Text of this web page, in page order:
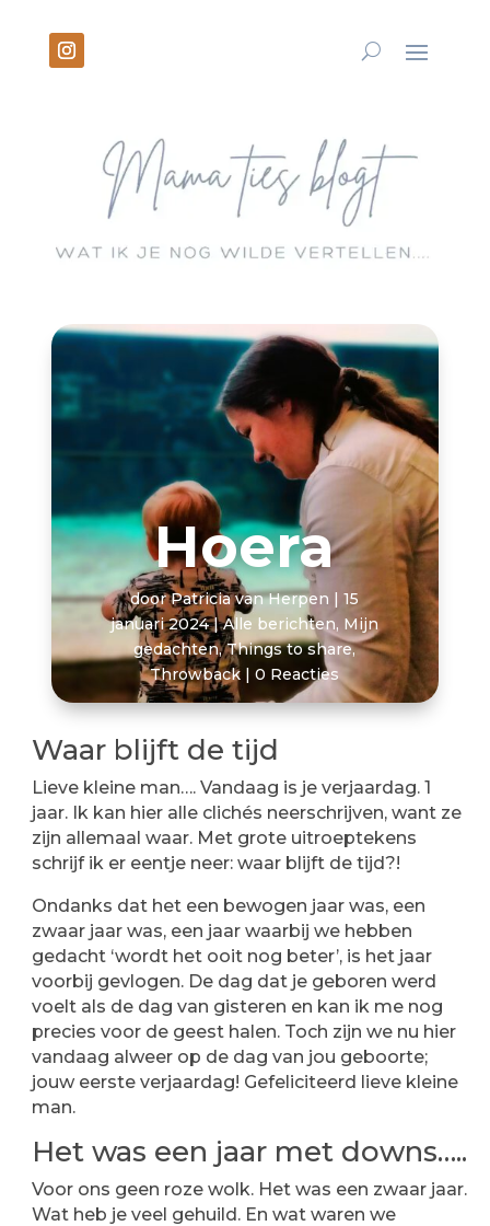
Hoera
doorPatricia van Herpen |15
januari 2024|Alle berichten, Mijn
gedachten,Things to share,
Throwback |0 Reacties
Waar blijft de tijd
Lieve kleine man…. Vandaag is je verjaardag. 1
jaar. Ik kan hier alle clichés neerschrijven, want ze
zijn allemaal waar. Met grote uitroeptekens
schrijf ik er eentje neer: waar blijft de tijd?!
Ondanks dat het een bewogen jaar was, een
zwaar jaar was, een jaar waarbij we hebben
gedacht ‘wordt het ooit nog beter’, is het jaar
voorbij gevlogen. De dag dat je geboren werd
voelt als de dag van gisteren en kan ik me nog
precies voor de geest halen. Toch zijn we nu hier
vandaag alweer op de dag van jou geboorte;
jouw eerste verjaardag! Gefeliciteerd lieve kleine
man.
Het was een jaar met downs…..
Voor ons geen roze wolk. Het was een zwaar jaar.
Wat heb je veel gehuild. En wat waren we